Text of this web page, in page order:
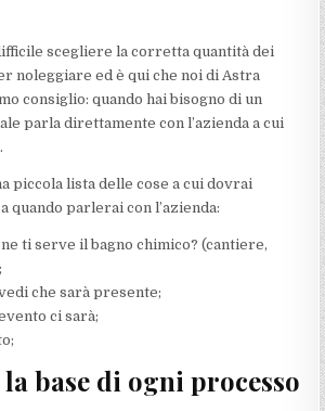
scegliere la corretta quantità dei
noleggiare ed è qui che noi di Astra
consiglio: quando hai bisogno di un
parla direttamente con l’azienda a cui
piccola lista delle cose a cui dovrai
quando parlerai con l’azienda:
ti serve il bagno chimico? (cantiere,
che sarà presente;
ci sarà;
base di ogni processo